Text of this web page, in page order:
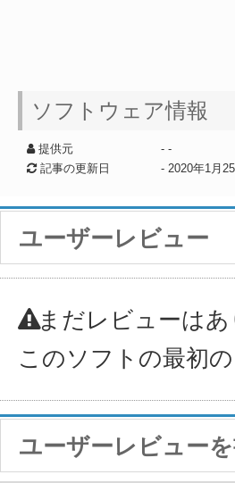
ソフトウェア情報
提供元
- -
記事の更新日
- 2020年1月25
ユーザーレビュー
まだレビューはあ
このソフトの最初
ユーザーレビューを